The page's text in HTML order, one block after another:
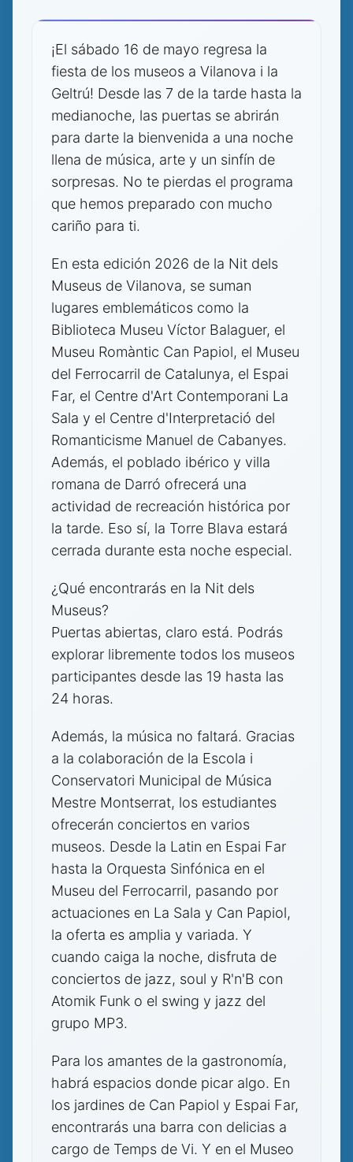
¡El sábado 16 de mayo regresa la
fiesta de los museos a Vilanova i la
Geltrú! Desde las 7 de la tarde hasta la
medianoche, las puertas se abrirán
para darte la bienvenida a una noche
llena de música, arte y un sinfín de
sorpresas. No te pierdas el programa
que hemos preparado con mucho
cariño para ti.
En esta edición 2026 de la Nit dels
Museus de Vilanova, se suman
lugares emblemáticos como la
Biblioteca Museu Víctor Balaguer, el
Museu Romàntic Can Papiol, el Museu
del Ferrocarril de Catalunya, el Espai
Far, el Centre d'Art Contemporani La
Sala y el Centre d'Interpretació del
Romanticisme Manuel de Cabanyes.
Además, el poblado ibérico y villa
romana de Darró ofrecerá una
actividad de recreación histórica por
la tarde. Eso sí, la Torre Blava estará
cerrada durante esta noche especial.
¿Qué encontrarás en la Nit dels
Museus?
Puertas abiertas, claro está. Podrás
explorar libremente todos los museos
participantes desde las 19 hasta las
24 horas.
Además, la música no faltará. Gracias
a la colaboración de la Escola i
Conservatori Municipal de Música
Mestre Montserrat, los estudiantes
ofrecerán conciertos en varios
museos. Desde la Latin en Espai Far
hasta la Orquesta Sinfónica en el
Museu del Ferrocarril, pasando por
actuaciones en La Sala y Can Papiol,
la oferta es amplia y variada. Y
cuando caiga la noche, disfruta de
conciertos de jazz, soul y R'n'B con
Atomik Funk o el swing y jazz del
grupo MP3.
Para los amantes de la gastronomía,
habrá espacios donde picar algo. En
los jardines de Can Papiol y Espai Far,
encontrarás una barra con delicias a
cargo de Temps de Vi. Y en el Museo